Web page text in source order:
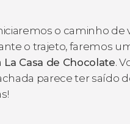
o caminho de
o trajeto, faremos
La Casa de Chocolate.
parece ter saído